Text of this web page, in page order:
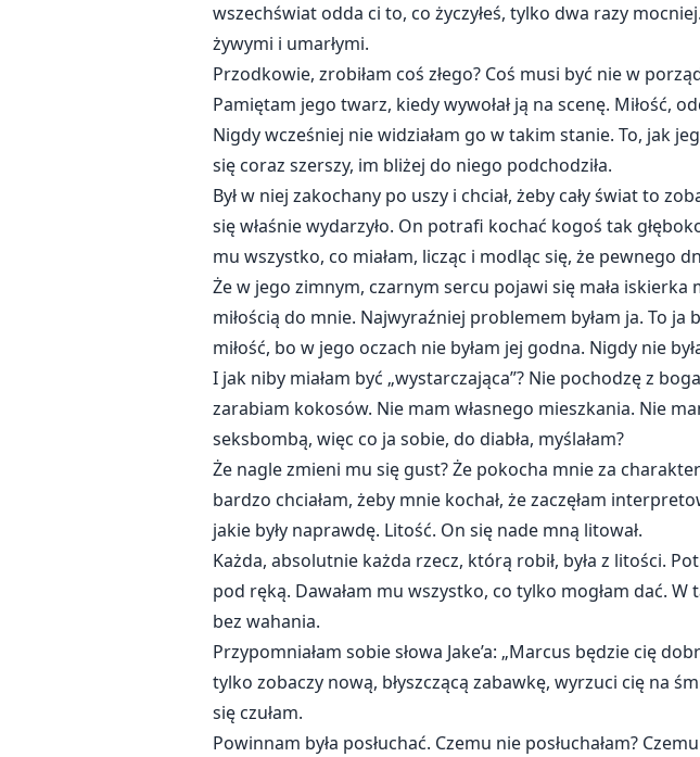
wszechświat odda ci to, co życzyłeś, tylko dwa razy
żywymi i umarłymi.
Przodkowie, zrobiłam coś złego? Coś musi być nie w
Pamiętam jego twarz, kiedy wywołał ją na scenę. Miłość,
Nigdy wcześniej nie widziałam go w takim stanie. To, jak
się coraz szerszy, im bliżej do niego podchodziła.
Był w niej zakochany po uszy i chciał, żeby cały świat to
się właśnie wydarzyło. On potrafi kochać kogoś tak
mu wszystko, co miałam, licząc i modląc się, że pewnego
Że w jego zimnym, czarnym sercu pojawi się mała
miłością do mnie. Najwyraźniej problemem byłam ja. To
miłość, bo w jego oczach nie byłam jej godna. Nigdy nie
I jak niby miałam być „wystarczająca”? Nie pochodzę z
zarabiam kokosów. Nie mam własnego mieszkania. Nie
seksbombą, więc co ja sobie, do diabła, myślałam?
Że nagle zmieni mu się gust? Że pokocha mnie za
bardzo chciałam, żeby mnie kochał, że zaczęłam
jakie były naprawdę. Litość. On się nade mną litował.
Każda, absolutnie każda rzecz, którą robił, była z litości.
pod ręką. Dawałam mu wszystko, co tylko mogłam dać.
bez wahania.
Przypomniałam sobie słowa Jake’a: „Marcus będzie cię
tylko zobaczy nową, błyszczącą zabawkę, wyrzuci cię na
się czułam.
Powinnam była posłuchać. Czemu nie posłuchałam?